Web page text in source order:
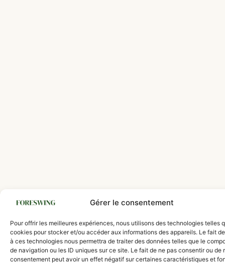
Gérer le consentement
Pour offrir les meilleures expériences, nous utilisons des technologies telles
cookies pour stocker et/ou accéder aux informations des appareils. Le fait
à ces technologies nous permettra de traiter des données telles que le
de navigation ou les ID uniques sur ce site. Le fait de ne pas consentir ou de
consentement peut avoir un effet négatif sur certaines caractéristiques et